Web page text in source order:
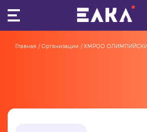
ОРГАНИЗАЦИИ
Главная Организации ХМРОО